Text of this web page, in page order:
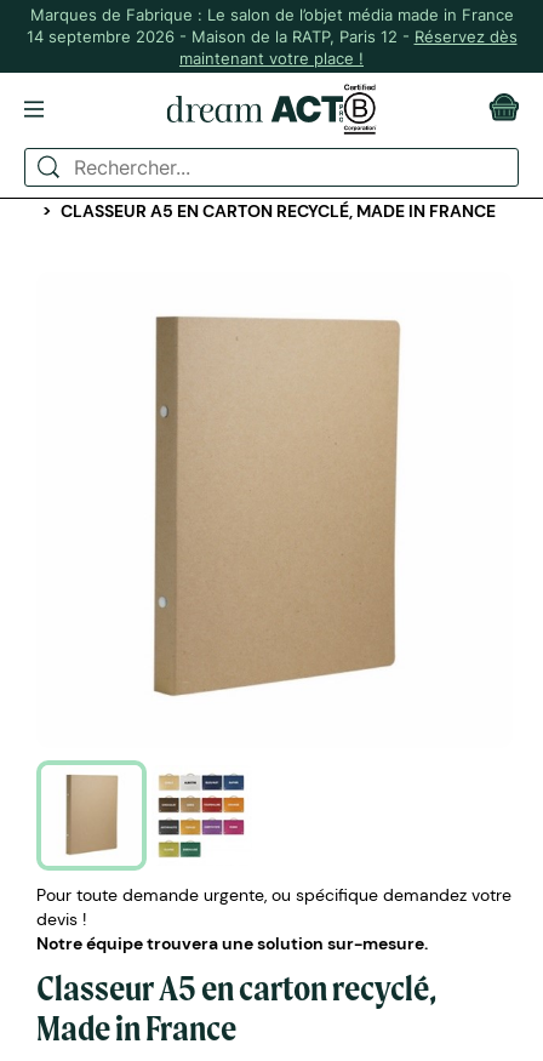
Marques de Fabrique : Le salon de l’objet média made in France
14 septembre 2026 - Maison de la RATP, Paris 12 - Réservez dès
maintenant votre place !
ACCUEIL
ORGANISATION ET CLASSEMENT
CLASSEURS, CONFÉRENCIERS, PORTES DOCUMENTS
CLASSEUR A5 EN CARTON RECYCLÉ, MADE IN FRANCE
Pour toute demande urgente, ou spécifique demandez votre
devis !
Notre équipe trouvera une solution sur-mesure.
Classeur A5 en carton recyclé,
Made in France